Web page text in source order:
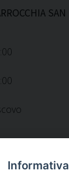
Informativa